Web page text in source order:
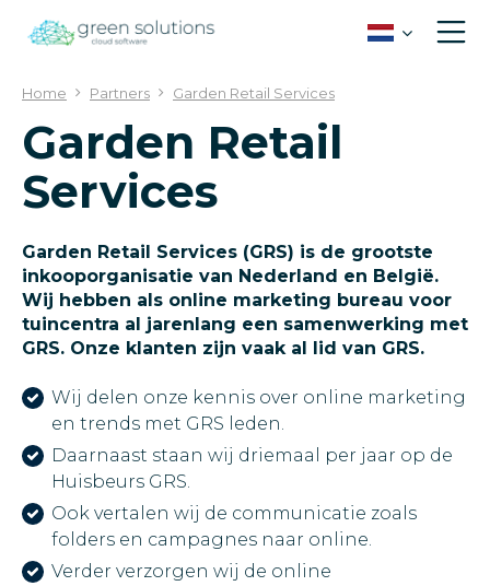
Home Partners Garden Retail Services
Garden Retail
Services
Garden Retail Services (GRS) is de grootste
inkooporganisatie van Nederland en België.
Wij hebben als online marketing bureau voor
tuincentra al jarenlang een samenwerking met
GRS. Onze klanten zijn vaak al lid van GRS.
Wij delen onze kennis over online marketing
en trends met GRS leden.
Daarnaast staan wij driemaal per jaar op de
Huisbeurs GRS.
Ook vertalen wij de communicatie zoals
folders en campagnes naar online.
Verder verzorgen wij de online